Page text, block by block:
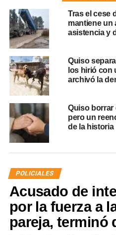
Tras el cese
mantiene un
asistencia y
Quiso
los hirió con
archivó la
Quiso borrar
pero un
de la historia
POLICIALES
Acusado de
por la fuerza a
pareja, terminó